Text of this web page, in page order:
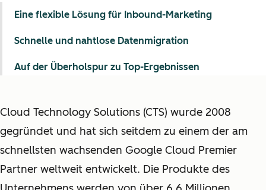
Cloud Technology Solutions (CTS) wurde 2008
gegründet und hat sich seitdem zu einem der am
schnellsten wachsenden Google Cloud Premier
Partner weltweit entwickelt. Die Produkte des
Eine flexible Lösung für Inbound-Marketing
Schnelle und nahtlose Datenmigration
Auf der Überholspur zu Top-Ergebnissen